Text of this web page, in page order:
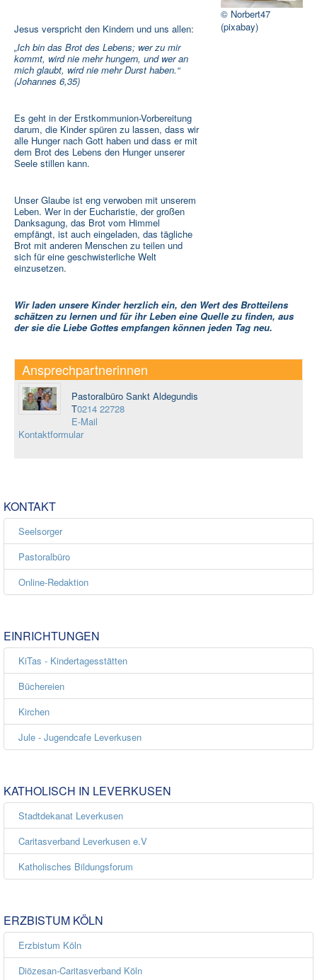
Jesus verspricht den Kindern und uns allen:
„Ich bin das Brot des Lebens; wer zu mir
kommt, wird nie mehr hungern, und wer an
mich glaubt, wird nie mehr Durst haben.“
(Johannes 6,35)
Es geht in der Erstkommunion-Vorbereitung
darum, die Kinder spüren zu lassen, dass wir
alle Hunger nach Gott haben und dass er mit
dem Brot des Lebens den Hunger unserer
Seele stillen kann.
Unser Glaube ist eng verwoben mit unserem
Leben. Wer in der Eucharistie, der großen
Danksagung, das Brot vom Himmel
empfängt, ist auch eingeladen, das tägliche
Brot mit anderen Menschen zu teilen und
sich für eine geschwisterliche Welt
einzusetzen.
© Norbert47
(pixabay)
Wir laden unsere Kinder herzlich ein, den Wert des Brotteilens
schätzen zu lernen und für ihr Leben eine Quelle zu finden, aus
der sie die Liebe Gottes empfangen können jeden Tag neu.
Ansprechpartnerinnen
Pastoralbüro Sankt Aldegundis
T0214 22728
E-Mail
Kontaktformular
KONTAKT
Seelsorger
Pastoralbüro
Online-Redaktion
EINRICHTUNGEN
KiTas - Kindertagesstätten
Büchereien
Kirchen
Jule - Jugendcafe Leverkusen
KATHOLISCH IN LEVERKUSEN
Stadtdekanat Leverkusen
Caritasverband Leverkusen e.V
Katholisches Bildungsforum
ERZBISTUM KÖLN
Erzbistum Köln
Diözesan-Caritasverband Köln